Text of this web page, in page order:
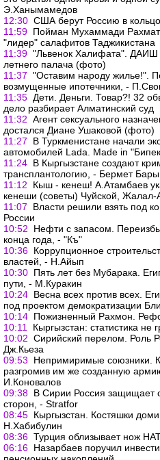
Э.Ханымамедов
12:30 США берут Россию в
11:59 Пойман Мухаммади
"лидер" салафитов Таджикистана
11:39 "Львенок Халифата". ДАИШ
летнего палача (фото)
11:37 "Оставим народу жилье!".
возмущенные ипотечники, -
11:35 Дети. Деньги. Товар?! 32
дело разбирает Алматинский суд
11:32 Агент сексуального
достался Диане Ушаковой (фото)
11:27
В Туркменистане начали
автомобилей Lada. Made in
11:24 В Кыргызстане создают
трансплантологию, - Бермет
11:12
Кыш - кенеш! А.Атамбаев
кенеши (советы) Чуйской, Жалал-
11:07
Власти решили взять под
России
10:52
Нефти с запасом.
конца года, - "Къ"
10:36 Коррупционное
властей, - Н.Айып
10:30 Пять лет без Мубарака.
пути, - М.Куракин
10:24 Весна всех против всех.
под проектом демократизации
10:14 Пожизненный Рахмон.
10:11
Кыргызстан: статистика не
10:02 Сирийский перелом. Роль
Дж.Кьеза
09:53
Непримиримые союзники.
разгромив им же созданную
И.Коновалов
09:38 В Сирии Россия защищает
сторон, - Stratfor
08:45 Кыргызстан. Костяшки
Н.Хабибулин
08:36 Турция облизывает нож
06:16 Назарбаев поручил